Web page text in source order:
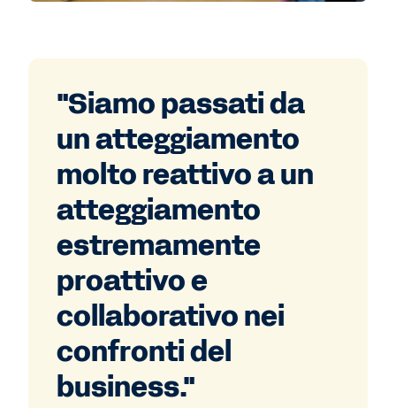
"Siamo passati da
un atteggiamento
molto reattivo a un
atteggiamento
estremamente
proattivo e
collaborativo nei
confronti del
business."